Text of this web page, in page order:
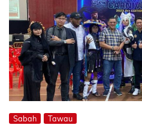
Sabah Tawau